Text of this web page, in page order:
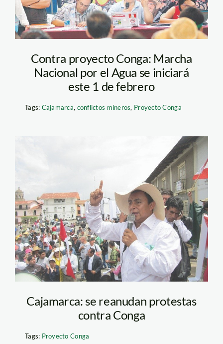
Contra proyecto Conga: Marcha
Nacional por el Agua se iniciará
este 1 de febrero
Tags: Cajamarca, conflictos mineros, Proyecto Conga
Cajamarca: se reanudan protestas
contra Conga
Tags: Proyecto Conga